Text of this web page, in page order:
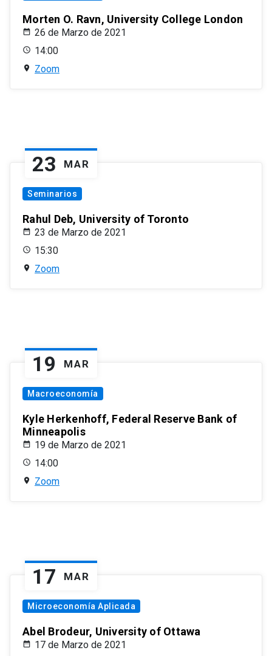
Morten O. Ravn, University College London
26 de Marzo de 2021
14:00
Zoom
23 MAR
Seminarios
Rahul Deb, University of Toronto
23 de Marzo de 2021
15:30
Zoom
19 MAR
Macroeconomía
Kyle Herkenhoff, Federal Reserve Bank of
Minneapolis
19 de Marzo de 2021
14:00
Zoom
17 MAR
Microeconomía Aplicada
Abel Brodeur, University of Ottawa
17 de Marzo de 2021